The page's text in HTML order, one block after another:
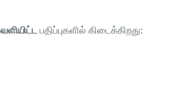
பதிப்புகளில் கிடைக்கிறது: